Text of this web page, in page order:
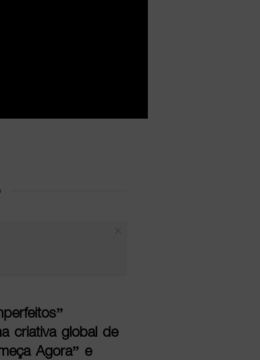
criativa global de
Agora” e